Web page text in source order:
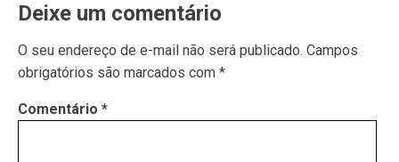
Deixe um comentário
O seu endereço de e-mail não será publicado. Campos
obrigatórios são marcados com *
Comentário *